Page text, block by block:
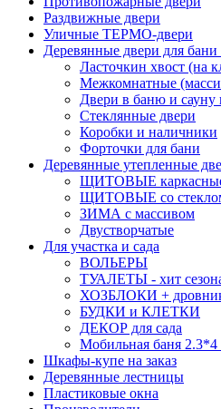
Раздвижные двери
Уличные ТЕРМО-двери
Деревянные двери для бани
Ласточкин хвост (на
Межкомнатные
Двери в баню и сауну
Стеклянные двери
Коробки и наличники
Форточки для бани
Деревянные утепленные
ЩИТОВЫЕ
ЩИТОВЫЕ со
ЗИМА с массивом
Двустворчатые
Для участка и сада
ВОЛЬЕРЫ
ТУАЛЕТЫ - хит
ХОЗБЛОКИ +
БУДКИ и КЛЕТКИ
ДЕКОР для сада
Мобильная баня
Шкафы-купе на заказ
Деревянные лестницы
Пластиковые окна